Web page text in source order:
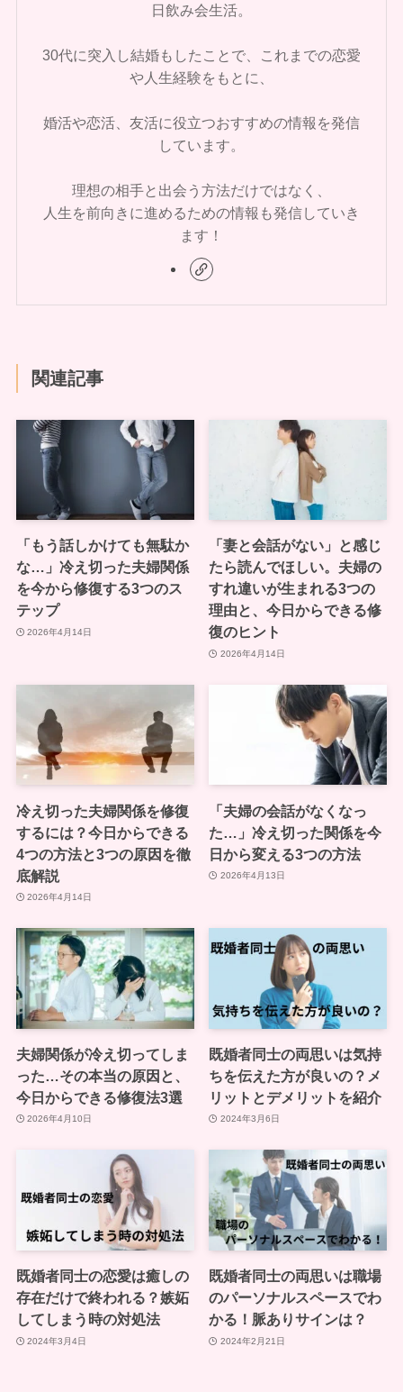
日飲み会生活。
30代に突入し結婚もしたことで、これまでの恋愛
や人生経験をもとに、
婚活や恋活、友活に役立つおすすめの情報を発信
しています。
理想の相手と出会う方法だけではなく、
人生を前向きに進めるための情報も発信していき
ます！
関連記事
「もう話しかけても無駄か
な…」冷え切った夫婦関係
を今から修復する3つのス
テップ
2026年4月14日
「妻と会話がない」と感じ
たら読んでほしい。夫婦の
すれ違いが生まれる3つの
理由と、今日からできる修
復のヒント
2026年4月14日
冷え切った夫婦関係を修復
するには？今日からできる
4つの方法と3つの原因を徹
底解説
2026年4月14日
「夫婦の会話がなくなっ
た…」冷え切った関係を今
日から変える3つの方法
2026年4月13日
夫婦関係が冷え切ってしま
った…その本当の原因と、
今日からできる修復法3選
2026年4月10日
既婚者同士の両思いは気持
ちを伝えた方が良いの？メ
リットとデメリットを紹介
2024年3月6日
既婚者同士の恋愛は癒しの
存在だけで終われる？嫉妬
してしまう時の対処法
2024年3月4日
既婚者同士の両思いは職場
のパーソナルスペースでわ
かる！脈ありサインは？
2024年2月21日